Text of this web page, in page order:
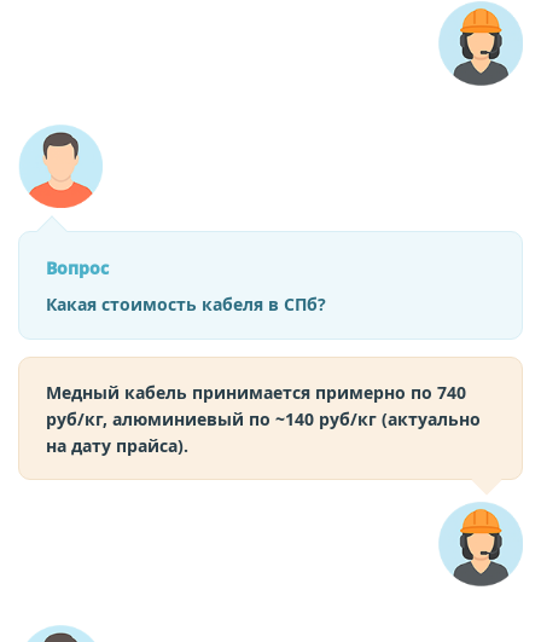
Вопрос
Какая стоимость кабеля в СПб?
Медный кабель принимается примерно по 740
руб/кг, алюминиевый по ~140 руб/кг (актуально
на дату прайса).